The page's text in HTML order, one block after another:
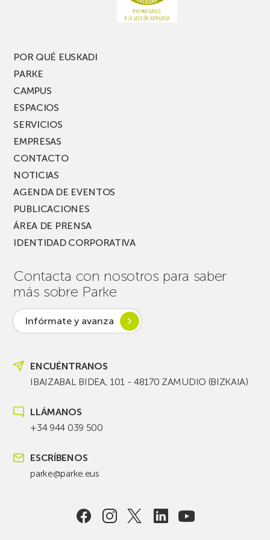
PARKEA
MUSIK
POR QUÉ EUSKADI
PARKE
CAMPUS
ESPACIOS
SERVICIOS
EMPRESAS
CONTACTO
NOTICIAS
AGENDA DE EVENTOS
PUBLICACIONES
ÁREA DE PRENSA
IDENTIDAD CORPORATIVA
Contacta con nosotros para saber
más sobre Parke
Infórmate y avanza
ENCUÉNTRANOS
IBAIZABAL BIDEA, 101 - 48170 ZAMUDIO (BIZKAIA)
LLÁMANOS
+34 944 039 500
ESCRÍBENOS
parke@parke.eus